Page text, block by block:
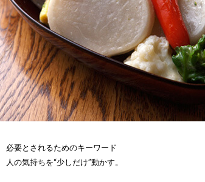
必要とされるためのキーワード
人の気持ちを“少しだけ”動かす。